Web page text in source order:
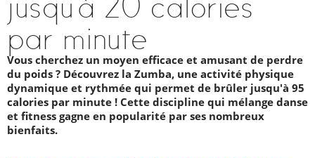
par minute
Vous cherchez un moyen efficace et amusant de perdre
du poids ? Découvrez la Zumba, une activité physique
dynamique et rythmée qui permet de brûler jusqu'à 95
calories par minute ! Cette discipline qui mélange danse
et fitness gagne en popularité par ses nombreux
bienfaits.